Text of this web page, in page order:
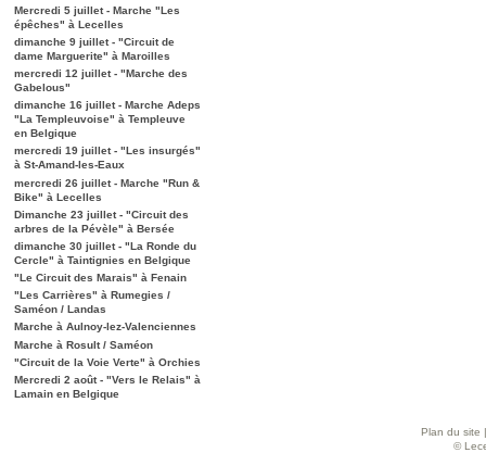
Mercredi 5 juillet - Marche "Les
épêches" à Lecelles
dimanche 9 juillet - "Circuit de
dame Marguerite" à Maroilles
mercredi 12 juillet - "Marche des
Gabelous"
dimanche 16 juillet - Marche Adeps
"La Templeuvoise" à Templeuve
en Belgique
mercredi 19 juillet - "Les insurgés"
à St-Amand-les-Eaux
mercredi 26 juillet - Marche "Run &
Bike" à Lecelles
Dimanche 23 juillet - "Circuit des
arbres de la Pévèle" à Bersée
dimanche 30 juillet - "La Ronde du
Cercle" à Taintignies en Belgique
"Le Circuit des Marais" à Fenain
"Les Carrières" à Rumegies /
Saméon / Landas
Marche à Aulnoy-lez-Valenciennes
Marche à Rosult / Saméon
"Circuit de la Voie Verte" à Orchies
Mercredi 2 août - "Vers le Relais" à
Lamain en Belgique
Plan du site
©